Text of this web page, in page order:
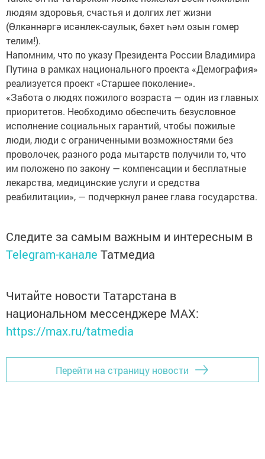
людям здоровья, счастья и долгих лет жизни
(Өлкәннәргә исәнлек-саулык, бәхет һәм озын гомер
телим!).
Напомним, что по указу Президента России Владимира
Путина в рамках национального проекта «Демография»
реализуется проект «Старшее поколение».
«Забота о людях пожилого возраста — один из главных
приоритетов. Необходимо обеспечить безусловное
исполнение социальных гарантий, чтобы пожилые
люди, люди с ограниченными возможностями без
проволочек, разного рода мытарств получили то, что
им положено по закону — компенсации и бесплатные
лекарства, медицинские услуги и средства
реабилитации», — подчеркнул ранее глава государства.
Следите за самым важным и интересным в
Telegram-канале Татмедиа
Читайте новости Татарстана в
национальном мессенджере MАХ:
https://max.ru/tatmedia
Перейти на страницу новости